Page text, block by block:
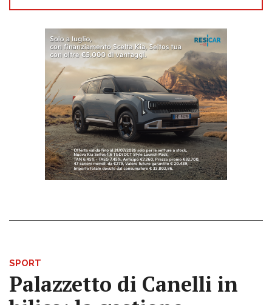
SPORT
Palazzetto di Canelli in